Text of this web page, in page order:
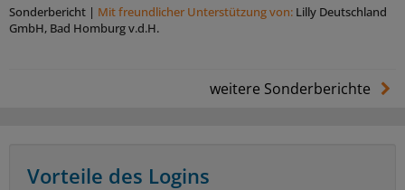
Sonderbericht | Mit freundlicher Unterstützung von: Lilly Deutschland
GmbH, Bad Homburg v.d.H.
weitere Sonderberichte
Vorteile des Logins